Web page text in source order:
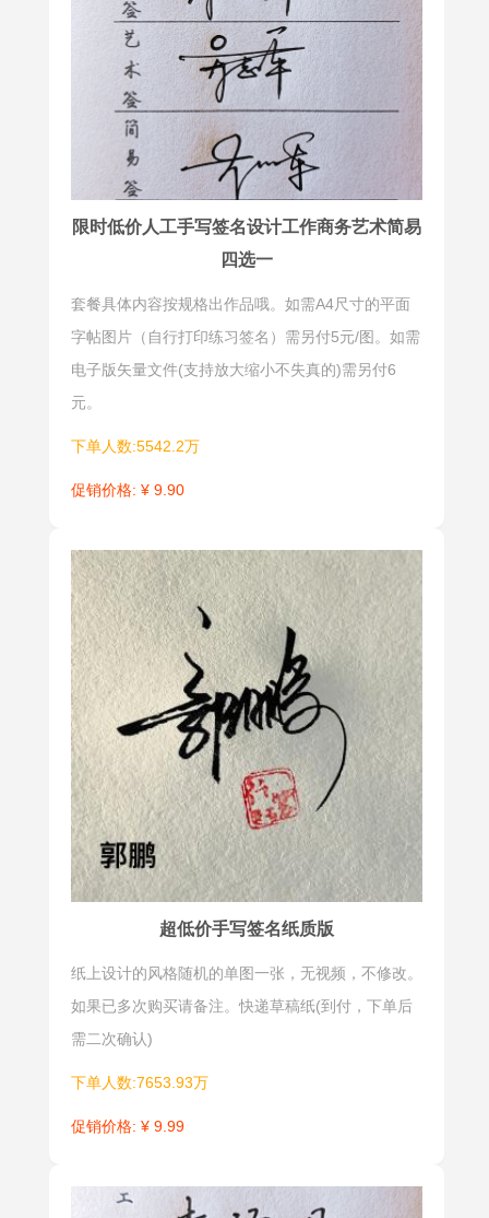
限时低价人工手写签名设计工作商务艺术简易
四选一
套餐具体内容按规格出作品哦。如需A4尺寸的平面
字帖图片（自行打印练习签名）需另付5元/图。如需
电子版矢量文件(支持放大缩小不失真的)需另付6
元。
下单人数:5542.2万
促销价格: ¥ 9.90
超低价手写签名纸质版
纸上设计的风格随机的单图一张，无视频，不修改。
如果已多次购买请备注。快递草稿纸(到付，下单后
需二次确认)
下单人数:7653.93万
促销价格: ¥ 9.99